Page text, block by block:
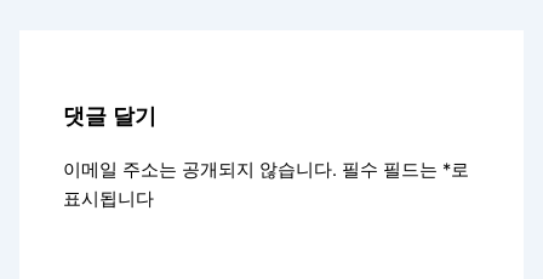
댓글 달기
이메일 주소는 공개되지 않습니다. 필수 필드는 *로
표시됩니다